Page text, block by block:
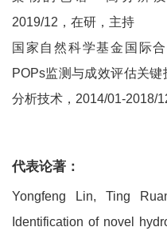
2019/12，在研，主持
国家自然科学基金国际
POPs监测与成效评估关
分析技术，2014/01-2018/
代表论著：
Yongfeng Lin, Ting
Identification of novel